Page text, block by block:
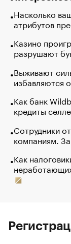
Насколько
атрибутов
Казино
разрушают
Выживают
избавляются
Как банк
кредиты
Сотрудники
компаниям.
Как